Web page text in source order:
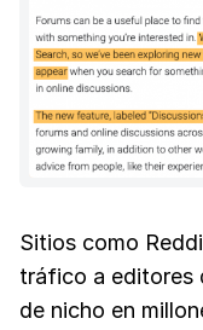
Sitios como
tráfico a editores
de nicho en